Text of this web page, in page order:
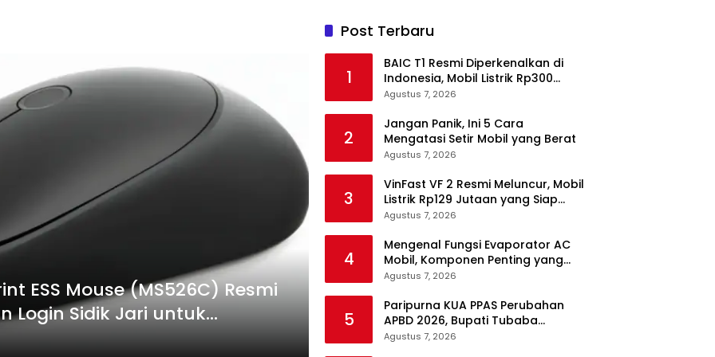
ESS Mouse (MS526C) Resmi
Login Sidik Jari untuk
Post Terbaru
1
BAIC T1 Resmi Diperkenalkan di
Indonesia, Mobil Listrik Rp300
Jutaan Siap Ramaikan Pasar EV
Agustus 7, 2026
2
Jangan Panik, Ini 5 Cara
Mengatasi Setir Mobil yang Berat
Agustus 7, 2026
3
VinFast VF 2 Resmi Meluncur, Mobil
Listrik Rp129 Jutaan yang Siap
Jadi Alternatif Pengganti Motor
Agustus 7, 2026
4
Mengenal Fungsi Evaporator AC
Mobil, Komponen Penting yang
Sering Terlupakan
Agustus 7, 2026
5
Paripurna KUA PPAS Perubahan
APBD 2026, Bupati Tubaba
Targetkan Pendapatan Daerah
Agustus 7, 2026